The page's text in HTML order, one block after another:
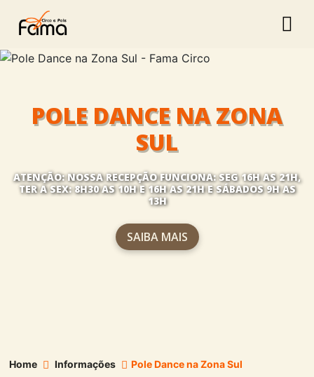
POLE DANCE NA ZONA
SUL
ATENÇÃO:NOSSA RECEPÇÃO FUNCIONA: SEG 16H AS 21H,
TER A SEX: 8H30 AS 10H E 16H AS 21H E SÁBADOS 9H AS
13H
SAIBA MAIS
Home Informações Pole Dance na Zona Sul